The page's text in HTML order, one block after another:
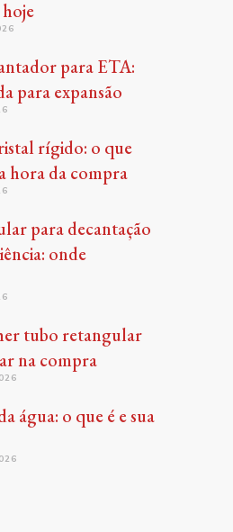
para ETA:
para expansão
rígido: o que
hora da compra
para decantação
onde
tubo retangular
na compra
água: o que é e sua